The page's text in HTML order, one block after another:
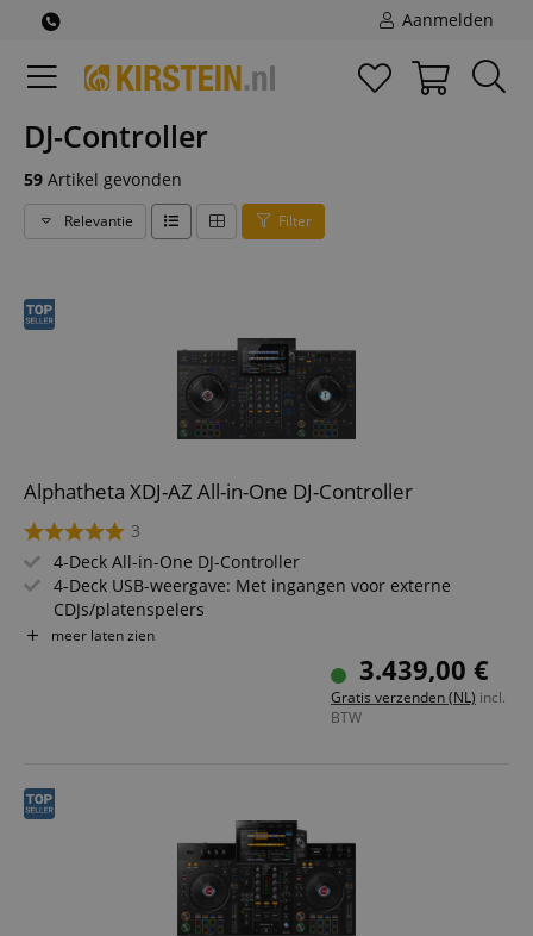
Aanmelden
DJ-Controller
59 Artikel gevonden
Relevantie Filter
Alphatheta XDJ-AZ All-in-One DJ-Controller
3
4-Deck All-in-One DJ-Controller
4-Deck USB-weergave: Met ingangen voor externe
CDJs/platenspelers
10,1-inch touchscreen: Overzichtelijke en intuïtieve
Toegewijde hardwareknoppen voor deck-selectie: Snel
Serato DJ compatibel: Integratie met Serato DJ voor
meer laten zien
3.439,00 €
Gratis verzenden (NL) incl.
BTW